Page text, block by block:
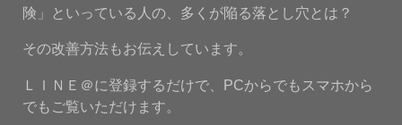
険」といっている人の、多くが陥る落とし穴とは？
その改善方法もお伝えしています。
ＬＩＮＥ＠に登録するだけで、PCからでもスマホから
でもご覧いただけます。